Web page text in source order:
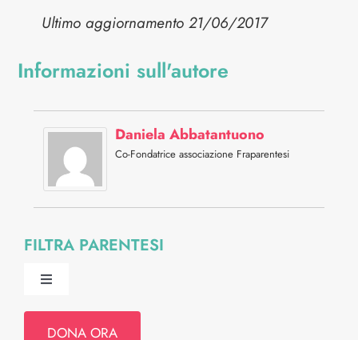
Ultimo aggiornamento 21/06/2017
Informazioni sull'autore
Daniela Abbatantuono
Co-Fondatrice associazione Fraparentesi
FILTRA PARENTESI
Toggle
DONA ORA